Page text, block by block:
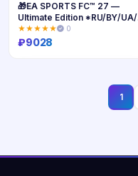
🎁EA SPORTS FC™ 27 —
Ultimate Edition *RU/BY/UA/
СНГ Steam Auto
★★★★★ 0
₽9028
1